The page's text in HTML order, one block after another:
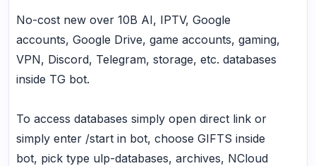
No-cost new over 10B AI, IPTV, Google
accounts, Google Drive, game accounts, gaming,
VPN, Discord, Telegram, storage, etc. databases
inside TG bot.
To access databases simply open direct link or
simply enter /start in bot, choose GIFTS inside
bot, pick type ulp-databases, archives, NCloud